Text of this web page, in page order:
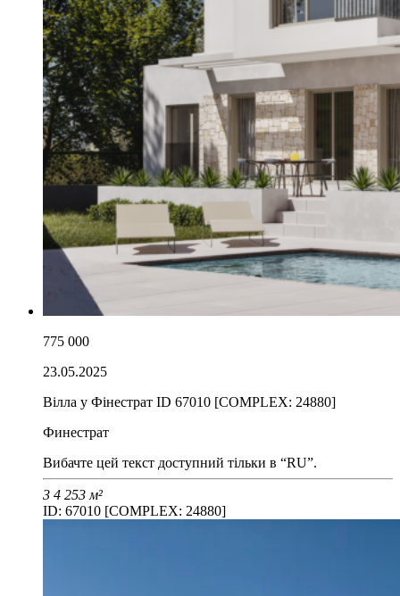
775 000
23.05.2025
Вілла у Фінестрат ID 67010 [COMPLEX: 24880]
Финестрат
Вибачте цей текст доступний тільки в “RU”.
3 4 253 м²
ID: 67010 [COMPLEX: 24880]